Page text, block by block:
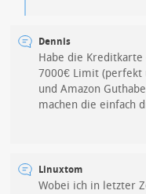
Dennis
Habe die
7000€ Limit (perfekt
und Amazon
machen die einfach
Linuxtom
Wobei ich in letzter